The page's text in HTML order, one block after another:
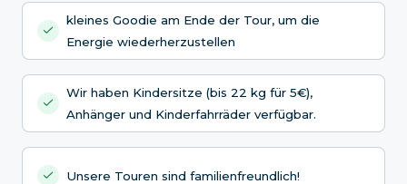
kleines Goodie am Ende der Tour, um die
Energie wiederherzustellen
Wir haben Kindersitze (bis 22 kg für 5€),
Anhänger und Kinderfahrräder verfügbar.
Unsere Touren sind familienfreundlich!